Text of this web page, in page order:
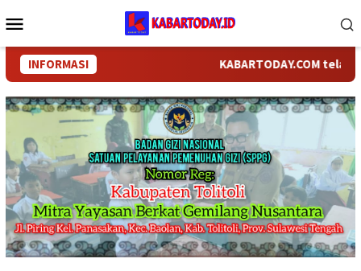
ke
Mobile
INFORMASI KABARTODAY.COM telah